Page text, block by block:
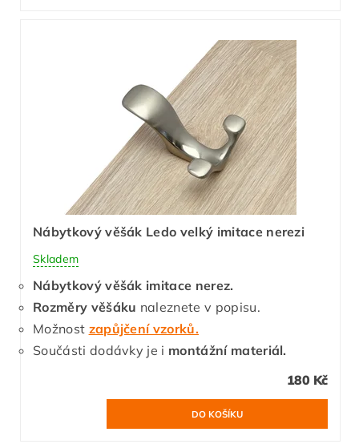
Nábytkový věšák Ledo velký imitace nerezi
Skladem
Nábytkový věšák imitace nerez.
Rozměry věšáku naleznete v popisu.
Možnost zapůjčení vzorků.
Součásti dodávky je i montážní materiál.
180 Kč